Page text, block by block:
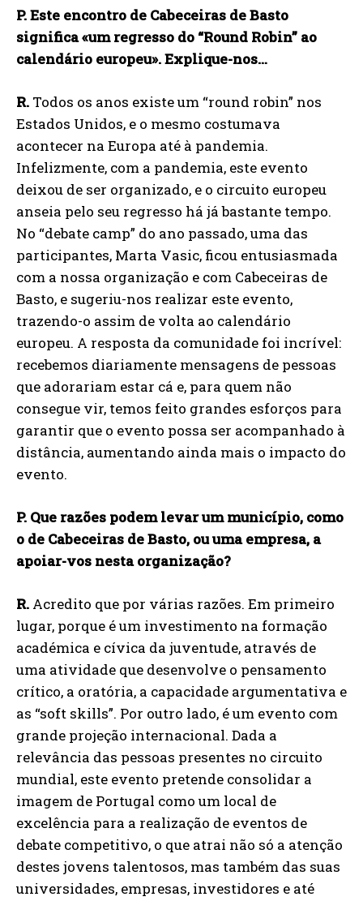
P. Este encontro de Cabeceiras de Basto
significa «um regresso do “Round Robin” ao
calendário europeu». Explique-nos…
R. Todos os anos existe um “round robin” nos
Estados Unidos, e o mesmo costumava
acontecer na Europa até à pandemia.
Infelizmente, com a pandemia, este evento
deixou de ser organizado, e o circuito europeu
anseia pelo seu regresso há já bastante tempo.
No “debate camp” do ano passado, uma das
participantes, Marta Vasic, ficou entusiasmada
com a nossa organização e com Cabeceiras de
Basto, e sugeriu-nos realizar este evento,
trazendo-o assim de volta ao calendário
europeu. A resposta da comunidade foi incrível:
recebemos diariamente mensagens de pessoas
que adorariam estar cá e, para quem não
consegue vir, temos feito grandes esforços para
garantir que o evento possa ser acompanhado à
distância, aumentando ainda mais o impacto do
evento.
P. Que razões podem levar um município, como
o de Cabeceiras de Basto, ou uma empresa, a
apoiar-vos nesta organização?
R. Acredito que por várias razões. Em primeiro
lugar, porque é um investimento na formação
académica e cívica da juventude, através de
uma atividade que desenvolve o pensamento
crítico, a oratória, a capacidade argumentativa e
as “soft skills”. Por outro lado, é um evento com
grande projeção internacional. Dada a
relevância das pessoas presentes no circuito
mundial, este evento pretende consolidar a
imagem de Portugal como um local de
excelência para a realização de eventos de
debate competitivo, o que atrai não só a atenção
destes jovens talentosos, mas também das suas
universidades, empresas, investidores e até